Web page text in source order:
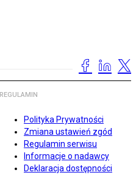
REGULAMIN
Polityka Prywatności
Zmiana ustawień zgód
Regulamin serwisu
Informacje o nadawcy
Deklaracja dostępności